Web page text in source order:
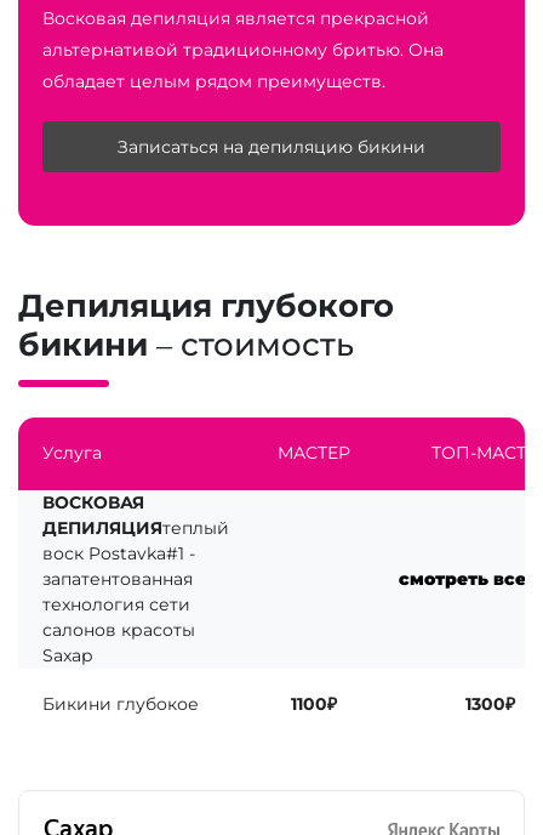
Восковая депиляция является прекрасной
альтернативой традиционному бритью. Она
обладает целым рядом преимуществ.
Записаться на депиляцию бикини
Депиляция глубокого
бикини – стоимость
Услуга МАСТЕР ТОП-
ВОСКОВАЯ
ДЕПИЛЯЦИЯтеплый
воск Postavka#1 -
запатентованная
технология сети
салонов красоты
Saxap
смотреть все
Бикини глубокое 1100₽ 1300₽